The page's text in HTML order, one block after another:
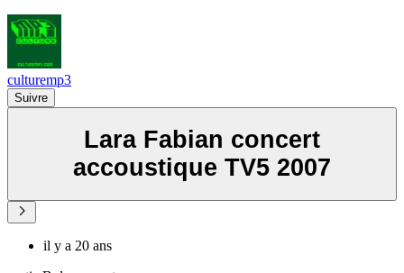
culturemp3
Suivre
Lara Fabian concert
accoustique TV5 2007
il y a 20 ans